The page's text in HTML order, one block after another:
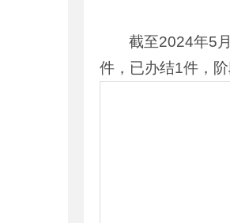
截至2024年5
件，已办结1件，阶